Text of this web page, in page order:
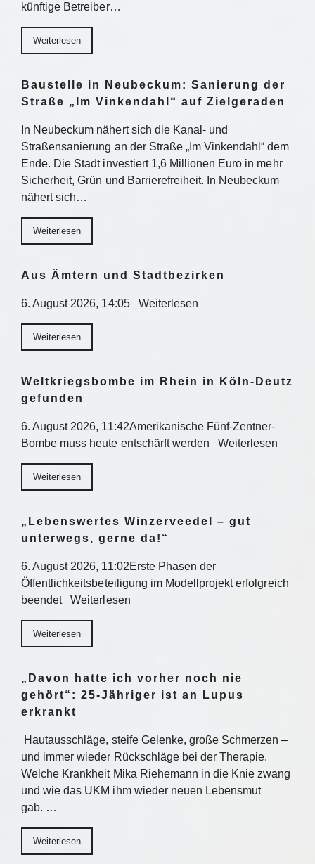
künftige Betreiber…
Weiterlesen
Baustelle in Neubeckum: Sanierung der
Straße „Im Vinkendahl“ auf Zielgeraden
In Neubeckum nähert sich die Kanal- und
Straßensanierung an der Straße „Im Vinkendahl“ dem
Ende. Die Stadt investiert 1,6 Millionen Euro in mehr
Sicherheit, Grün und Barrierefreiheit. In Neubeckum
nähert sich…
Weiterlesen
Aus Ämtern und Stadtbezirken
6. August 2026, 14:05 Weiterlesen
Weiterlesen
Weltkriegsbombe im Rhein in Köln-Deutz
gefunden
6. August 2026, 11:42Amerikanische Fünf-Zentner-
Bombe muss heute entschärft werden Weiterlesen
Weiterlesen
„Lebenswertes Winzerveedel – gut
unterwegs, gerne da!“
6. August 2026, 11:02Erste Phasen der
Öffentlichkeitsbeteiligung im Modellprojekt erfolgreich
beendet Weiterlesen
Weiterlesen
„Davon hatte ich vorher noch nie
gehört“: 25-Jähriger ist an Lupus
erkrankt
Hautausschläge, steife Gelenke, große Schmerzen –
und immer wieder Rückschläge bei der Therapie.
Welche Krankheit Mika Riehemann in die Knie zwang
und wie das UKM ihm wieder neuen Lebensmut
gab. …
Weiterlesen